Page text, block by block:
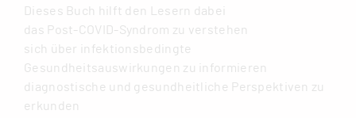
Dieses Buch hilft den Lesern dabei
das Post-COVID-Syndrom zu verstehen
sich über infektionsbedingte
Gesundheitsauswirkungen zu informieren
diagnostische und gesundheitliche Perspektiven zu
erkunden